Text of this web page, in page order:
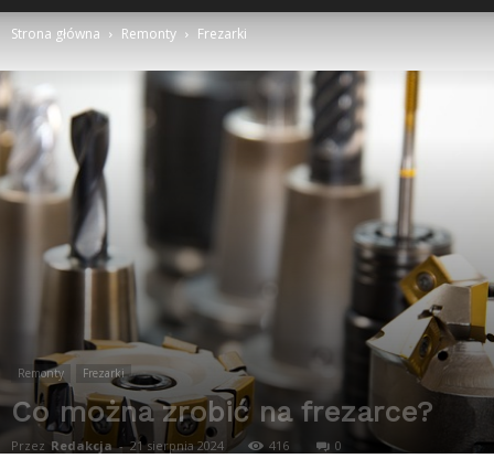
Strona główna Remonty Frezarki
Remonty Frezarki
Co można zrobić na frezarce?
Przez Redakcja - 21 sierpnia 2024 416 0